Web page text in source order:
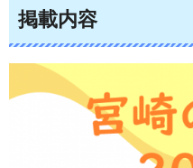
掲載内容